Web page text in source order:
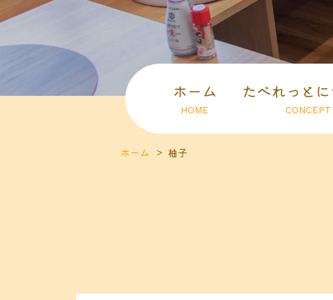
ホーム
HOME
たべれっと
CONCEPT
ホーム 柚子